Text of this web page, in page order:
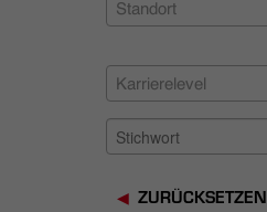
Standort
Karrierelevel
ZURÜCKSETZEN